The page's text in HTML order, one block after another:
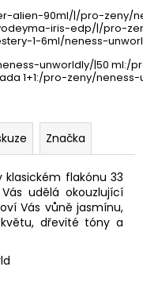
alien-90ml/|/pro-zeny/
iris-edp/|/pro-
1-6ml/neness-
unworldly/|50 ml:/
1+1:/pro-zeny/
Značka
flakónu 33
udělá okouzlující
Vás vůně jasmínu,
dřevité tóny a